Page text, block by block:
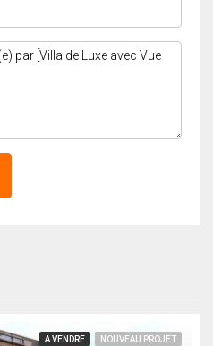
A VENDRE NOUVEAU PROJET